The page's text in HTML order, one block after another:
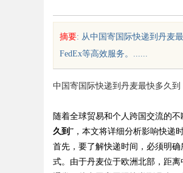
摘要: 从中国寄国际快递到丹麦
FedEx等高效服务。......
中国寄国际快递到丹麦最快多久到
随着全球贸易和个人跨国交流的
久到 ”，本文将详细分析影响快递
首先，要了解快递时间，必须明
式。由于丹麦位于欧洲北部，距
松实现免费看电影的多种途径